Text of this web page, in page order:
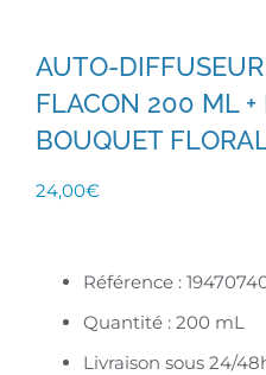
AUTO-
FLACON 200 ML +
BOUQUET
24,00€
Référence :
Quantité : 200 mL
Livraison sous 24/